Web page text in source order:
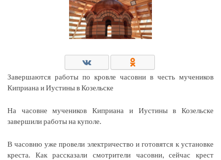
Завершаются работы по кровле часовни в честь мучеников
Киприана и Иустины в Козельске
На часовне мучеников Киприана и Иустины в Козельске
завершили работы на куполе.
В часовню уже провели электричество и готовятся к установке
креста. Как рассказали смотрители часовни, сейчас крест